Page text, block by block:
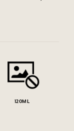
120ML